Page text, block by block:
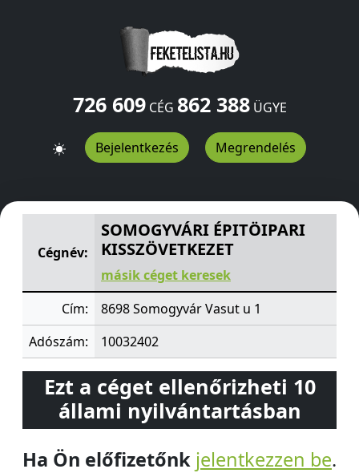
726 609CÉG 862 388ÜGYE
Bejelentkezés Megrendelés
SOMOGYVÁRI ÉPITÖIPARI KISSZÖVETKEZET Vasut u 1
Cégnév:
SOMOGYVÁRI ÉPITÖIPARI
KISSZÖVETKEZET
másik céget keresek
Cím:
8698 Somogyvár Vasut u 1
Adószám:
10032402
Ezt a céget ellenőrizheti 10
állami nyilvántartásban
Ha Ön előfizetőnk jelentkezzen be.